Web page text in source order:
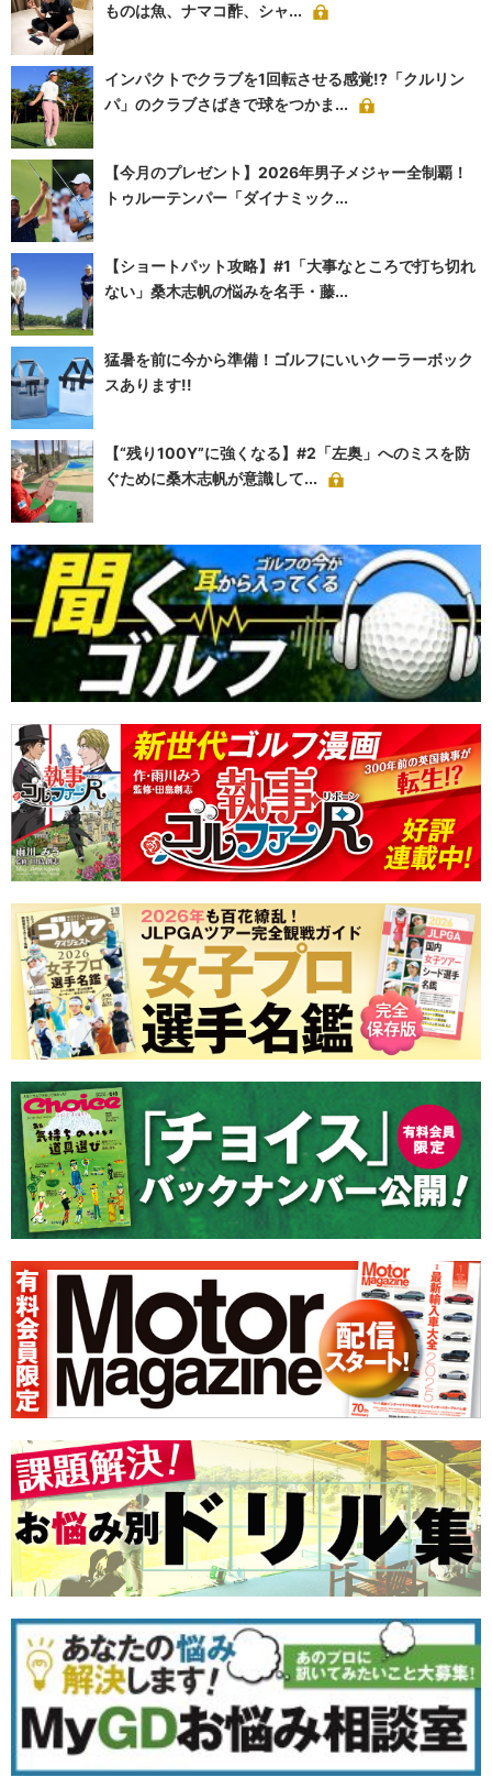
ものは魚、ナマコ酢、シャ...
インパクトでクラブを1回転させる感覚!?「クルリン
パ」のクラブさばきで球をつかま...
【今月のプレゼント】2026年男子メジャー全制覇！
トゥルーテンパー「ダイナミック...
【ショートパット攻略】#1「大事なところで打ち切れ
ない」桑木志帆の悩みを名手・藤...
猛暑を前に今から準備！ゴルフにいいクーラーボック
スあります!!
【“残り100Y”に強くなる】#2「左奥」へのミスを防
ぐために桑木志帆が意識して...